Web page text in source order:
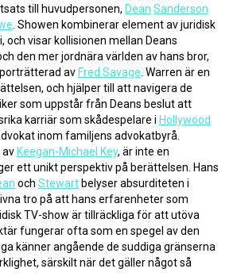
till huvudpersonen, Dean Sanderson
. Showen kombinerar element av juridisk
och visar kollisionen mellan Deans
av Fred Savage . Warren är en
och hjälper till att navigera de
som uppstår från Deans beslut att
karriär som skådespelare i Hollywood
inom familjens advokatbyrå.
av Keegan-Michael Key, är inte en
ett unikt perspektiv på berättelsen. Hans
och Stewart belyser absurditeten i
tro på att hans erfarenheter som
TV-show är tillräckliga för att utöva
fungerar ofta som en spegel av den
känner angående de suddiga gränserna
särskilt när det gäller något så